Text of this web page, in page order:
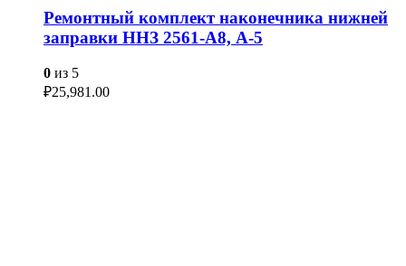
Ремонтный комплект наконечника нижней
заправки ННЗ 2561-А8, А-5
0 из 5
₽25,981.00